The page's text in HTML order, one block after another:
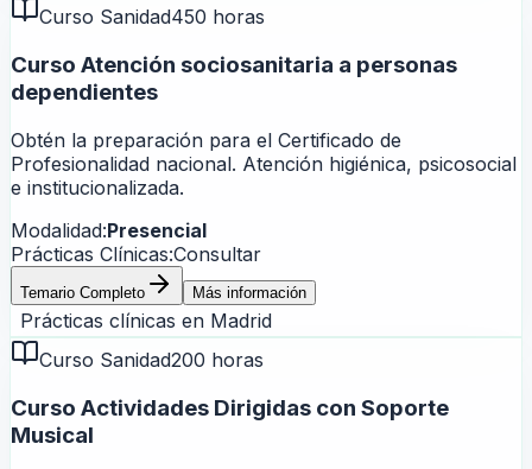
Curso Sanidad450 horas
Curso Atención sociosanitaria a personas
dependientes
Obtén la preparación para el Certificado de
Profesionalidad nacional. Atención higiénica, psicosocial
e institucionalizada.
Modalidad:Presencial
Prácticas Clínicas:Consultar
Temario Completo Más información
Prácticas clínicas en Madrid
Curso Sanidad200 horas
Curso Actividades Dirigidas con Soporte
Musical